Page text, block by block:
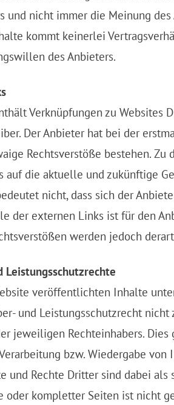
und nicht immer die Meinung
kommt keinerlei
des Anbieters.
Verknüpfungen zu Websites
Der Anbieter hat bei der
Rechtsverstöße bestehen.
auf die aktuelle und zukünftige
nicht, dass sich der
der externen Links ist für den
werden jedoch
Leistungsschutzrechte
veröffentlichten Inhalte
und Leistungsschutzrecht
jeweiligen Rechteinhabers.
bzw. Wiedergabe
und Rechte Dritter sind dabei
oder kompletter Seiten ist nicht